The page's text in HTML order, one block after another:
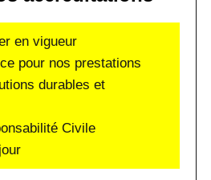
en vigueur
pour nos prestations
durables et
Civile